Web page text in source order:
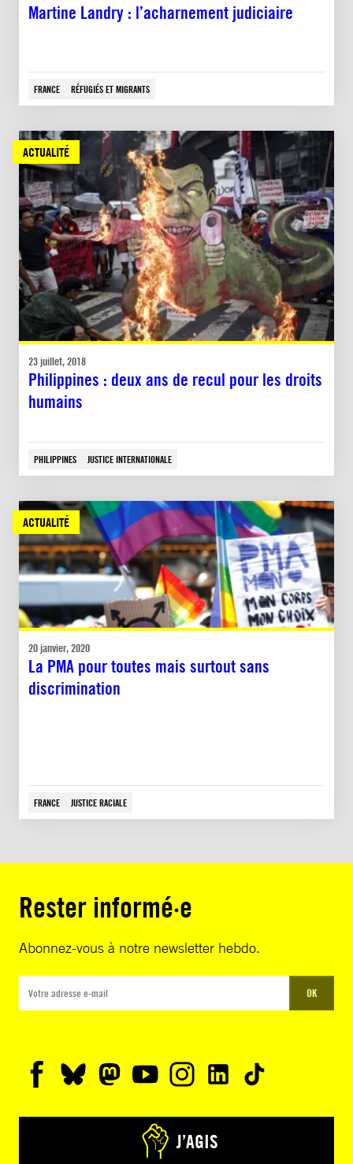
Martine Landry : l’acharnement judiciaire
FRANCE RÉFUGIÉS ET MIGRANTS
ACTUALITÉ
23 juillet, 2018
Philippines : deux ans de recul pour les droits
humains
PHILIPPINES JUSTICE INTERNATIONALE
ACTUALITÉ
20 janvier, 2020
La PMA pour toutes mais surtout sans
discrimination
FRANCE JUSTICE RACIALE
Rester informé·e
Abonnez-vous à notre newsletter hebdo.
OK
J’AGIS